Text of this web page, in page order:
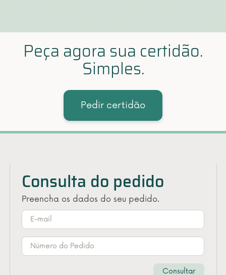
Peça agora sua certidão.
Simples.
Pedir certidão
Consulta do pedido
Preencha os dados do seu pedido.